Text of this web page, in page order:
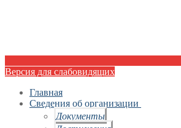
Версия для слабовидящих
Главная
Сведения об организации
Документы